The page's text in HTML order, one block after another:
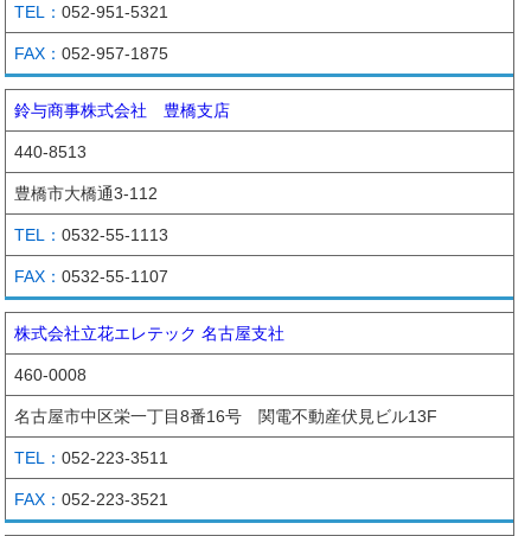
052-951-5321
052-957-1875
鈴与商事株式会社 豊橋支店
440-8513
豊橋市大橋通3-112
0532-55-1113
0532-55-1107
株式会社立花エレテック 名古屋支社
460-0008
名古屋市中区栄一丁目8番16号 関電不動産伏見ビル13F
052-223-3511
052-223-3521